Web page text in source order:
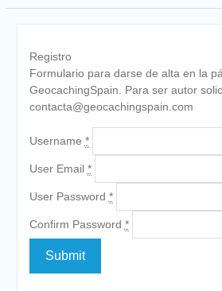
Registro
Formulario para darse de alta en la
GeocachingSpain. Para ser autor
contacta@geocachingspain.com
Username *
User Email *
User Password *
Confirm Password *
Submit